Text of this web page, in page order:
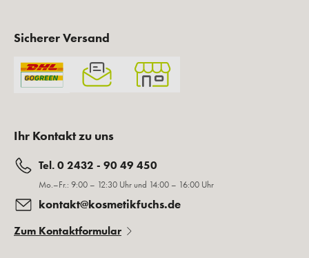
Sicherer Versand
Ihr Kontakt zu uns
Tel. 0 2432 - 90 49 450
Mo.–Fr.: 9:00 – 12:30 Uhr und 14:00 – 16:00 Uhr
kontakt@kosmetikfuchs.de
Zum Kontaktformular